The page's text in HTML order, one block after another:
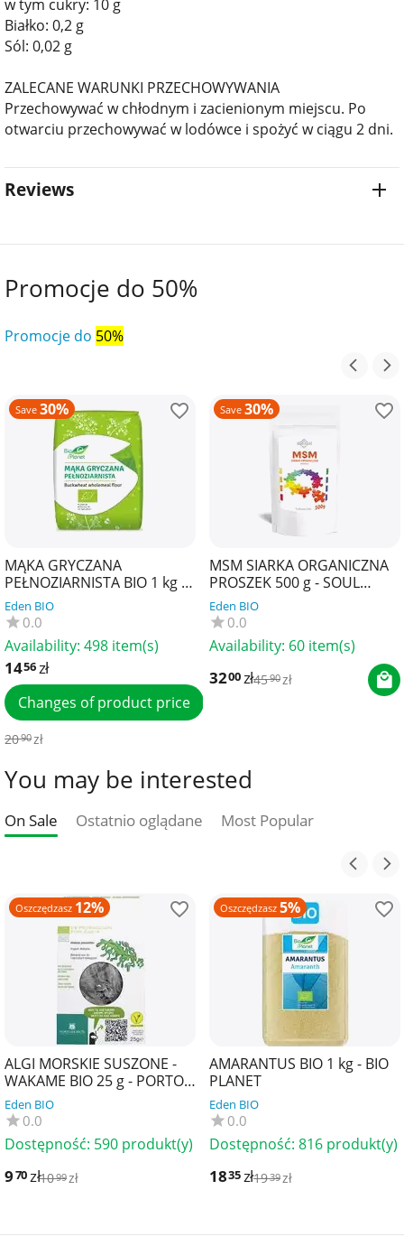
w tym cukry: 10 g
Białko: 0,2 g
Sól: 0,02 g
ZALECANE WARUNKI PRZECHOWYWANIA
Przechowywać w chłodnym i zacienionym miejscu. Po
otwarciu przechowywać w lodówce i spożyć w ciągu 2 dni.
Reviews
Promocje do 50%
Promocje do 50%
Save 30%
MĄKA GRYCZANA
PEŁNOZIARNISTA BIO 1 kg -
BIO PLANET
Eden BIO
0.0
Availability: 498 item(s)
1456zł
Changes of product price
2090zł
Save 30%
MSM SIARKA ORGANICZNA
PROSZEK 500 g - SOUL
FARM
Eden BIO
0.0
Availability: 60 item(s)
3200zł4590zł
You may be interested
On Sale Ostatnio oglądane Most Popular
Oszczędzasz 12%
ALGI MORSKIE SUSZONE -
WAKAME BIO 25 g - PORTO
MUINOS
Eden BIO
0.0
Dostępność: 590 produkt(y)
970zł1099zł
Oszczędzasz 5%
AMARANTUS BIO 1 kg - BIO
PLANET
Eden BIO
0.0
Dostępność: 816 produkt(y)
1835zł1939zł